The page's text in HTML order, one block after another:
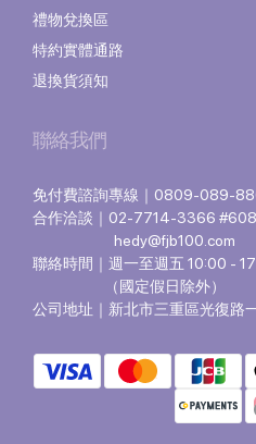
禮物兌換區
特約實體通路
退換貨須知
聯絡我們
免付費諮詢專線｜0809-089-
合作洽談｜02-7714-3366 #608
hedy@fjb100.com
聯絡時間｜週一至週五 10:00 -
（國定假日除外）
公司地址｜新北市三重區光復路